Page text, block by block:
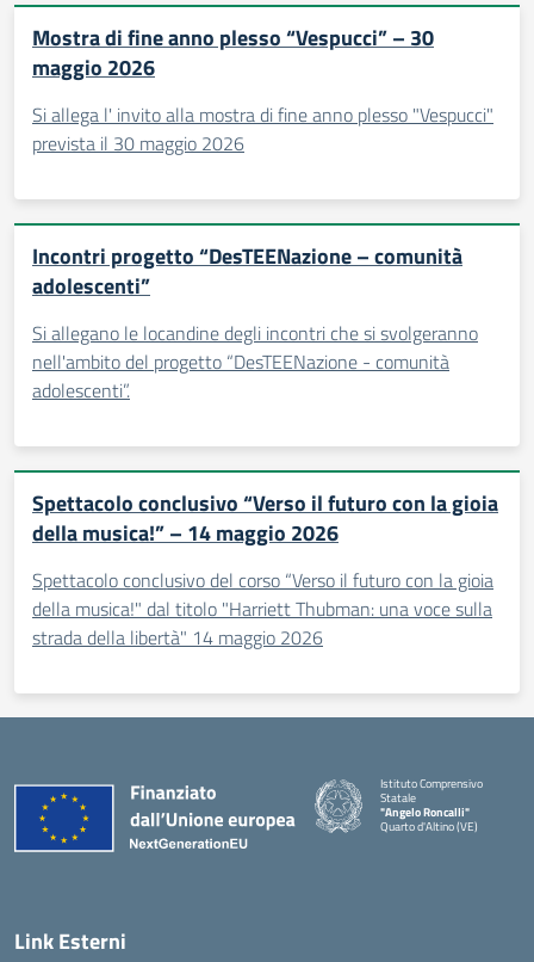
Mostra di fine anno plesso “Vespucci” – 30
maggio 2026
Si allega l' invito alla mostra di fine anno plesso "Vespucci"
prevista il 30 maggio 2026
Incontri progetto “DesTEENazione – comunità
adolescenti”
Si allegano le locandine degli incontri che si svolgeranno
nell'ambito del progetto “DesTEENazione - comunità
adolescenti”.
Spettacolo conclusivo “Verso il futuro con la gioia
della musica!” – 14 maggio 2026
Spettacolo conclusivo del corso “Verso il futuro con la gioia
della musica!" dal titolo "Harriett Thubman: una voce sulla
strada della libertà" 14 maggio 2026
Istituto Comprensivo
Statale
"Angelo Roncalli"
Quarto d'Altino (VE)
Link Esterni